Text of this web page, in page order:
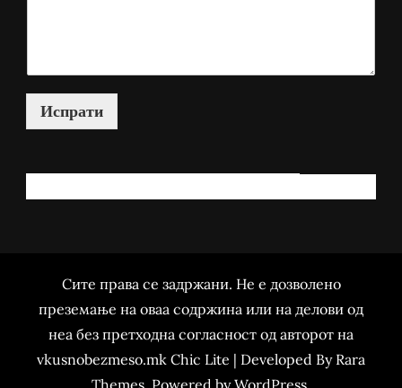
Испрати
Сите права се задржани. Не е дозволено
преземање на оваа содржина или на делови од
неа без претходна согласност од авторот на
vkusnobezmeso.mk Chic Lite | Developed By Rara
Themes . Powered byWordPress